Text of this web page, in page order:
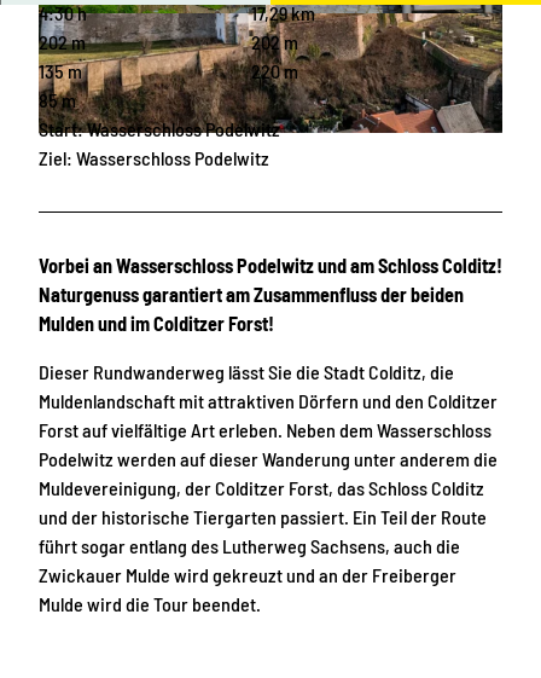
© Antonia Axt, LEIPZIG REGION | CC-BY © Ullmann Marketing, LEIPZIG REGION
4:30 h
17,29 km
202 m
202 m
135 m
220 m
85 m
Start: Wasserschloss Podelwitz
Ziel: Wasserschloss Podelwitz
Vorbei an Wasserschloss Podelwitz und am Schloss Colditz!
Naturgenuss garantiert am Zusammenfluss der beiden
Mulden und im Colditzer Forst!
Dieser Rundwanderweg lässt Sie die Stadt Colditz, die
Muldenlandschaft mit attraktiven Dörfern und den Colditzer
Forst auf vielfältige Art erleben. Neben dem Wasserschloss
Podelwitz werden auf dieser Wanderung unter anderem die
Muldevereinigung, der Colditzer Forst, das Schloss Colditz
und der historische Tiergarten passiert. Ein Teil der Route
führt sogar entlang des Lutherweg Sachsens, auch die
Zwickauer Mulde wird gekreuzt und an der Freiberger
Mulde wird die Tour beendet.